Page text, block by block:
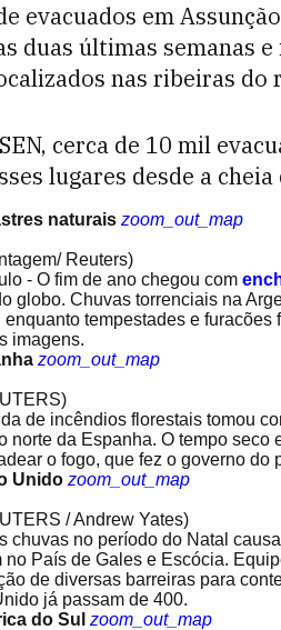
evacuados em
duas últimas semanas
nas ribeiras do
cerca de 10 mil
lugares desde a
naturais zoom_out_map
Reuters)
- O fim de ano chegou com
globo. Chuvas torrenciais na
enquanto tempestades e
imagens.
zoom_out_map
de incêndios florestais tomou
norte da Espanha. O tempo
o fogo, que fez o governo do
Unido zoom_out_map
/ Andrew Yates)
chuvas no período do Natal
no País de Gales e Escócia.
de diversas barreiras para
já passam de 400.
do Sul zoom_out_map